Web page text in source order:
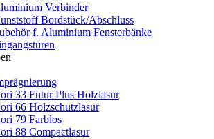
Verbinder
Bordstück/Abschluss
f. Aluminium Fensterbänke
33 Futur Plus Holzlasur
66 Holzschutzlasur
79 Farblos
88 Compactlasur